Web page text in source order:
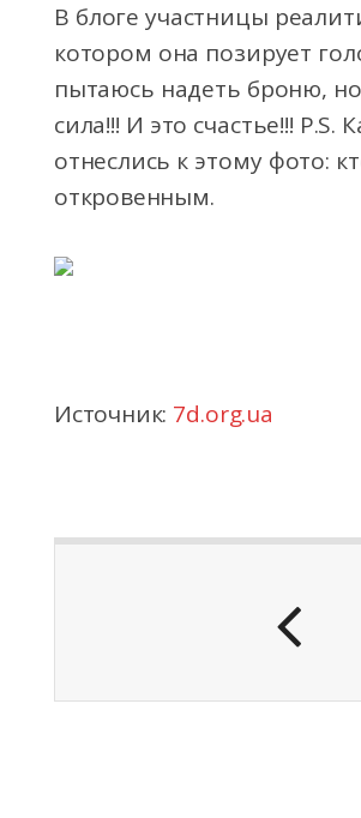
В блоге участницы
котором она позирует
пытаюсь надеть броню,
сила!!! И этo счастье!!!
отнеслись к этому фото:
откровенным.
Источник: 7d.org.ua